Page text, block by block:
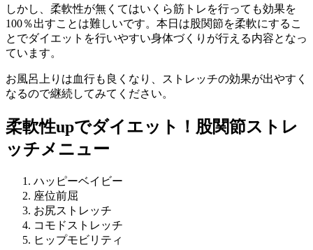
しかし、柔軟性が無くてはいくら筋トレを行っても効果を
100％出すことは難しいです。本日は股関節を柔軟にするこ
とでダイエットを行いやすい身体づくりが行える内容となっ
ています。
お風呂上りは血行も良くなり、ストレッチの効果が出やすく
なるので継続してみてください。
柔軟性upでダイエット！股関節ストレ
ッチメニュー
ハッピーベイビー
座位前屈
お尻ストレッチ
コモドストレッチ
ヒップモビリティ